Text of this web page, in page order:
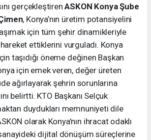
gerçekleştirenASKON Konya Şube
, Konya’nın üretim potansiyelini
için tüm şehir dinamikleriyle
ettiklerini vurguladı. Konya
taşıdığı öneme değinen Başkan
için emek veren, değer üreten
ağırlayarak şehrin sorunlarına
belirtti. KTO Başkanı Selçuk
duydukları memnuniyeti dile
olarak Konya’nın ihracat odaklı
dijital dönüşüm süreçlerine